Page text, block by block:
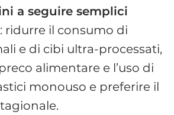
a seguire semplici
: ridurre il consumo di
e di cibi ultra-processati,
alimentare e l’uso di
monouso e preferire il